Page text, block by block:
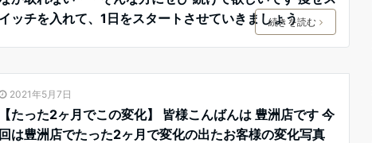
イッチを入れて、1日をスタートさせていきましょう
続きを読む
2021年5月7日
【たった2ヶ月でこの変化︎】 皆様こんばんは 豊洲店です 今
回は豊洲店でたった2ヶ月で変化の出たお客様の変化写真